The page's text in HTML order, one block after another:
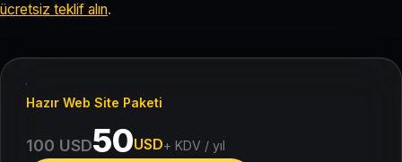
ücretsiz teklif alın.
Hazır Web Site Paketi
100 USD50USD+ KDV / yıl